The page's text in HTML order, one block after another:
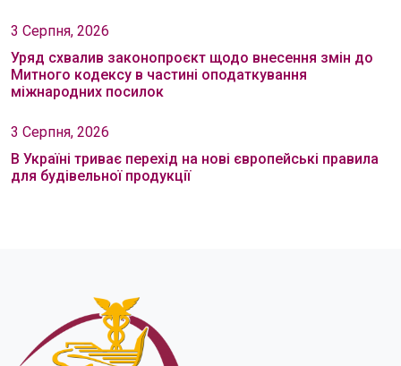
3 Серпня, 2026
Уряд схвалив законопроєкт щодо внесення змін до
Митного кодексу в частині оподаткування
міжнародних посилок
3 Серпня, 2026
В Україні триває перехід на нові європейські правила
для будівельної продукції